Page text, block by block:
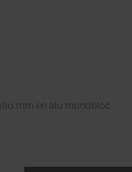
mm en alu monobloc